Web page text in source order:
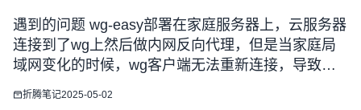
遇到的问题 wg-easy部署在家庭服务器上，云服务器
连接到了wg上然后做内网反向代理，但是当家庭局
域网变化的时候，wg客户端无法重新连接，导致内
网反向代理失败，此脚本是用来解决该问题的 原理
折腾笔记2025-05-02